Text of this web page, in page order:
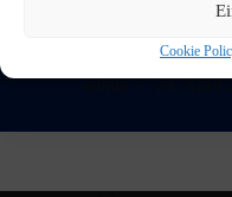
Cookie
Diese Gelegenheit haben
eine Technikgruppe der
admin
24. April